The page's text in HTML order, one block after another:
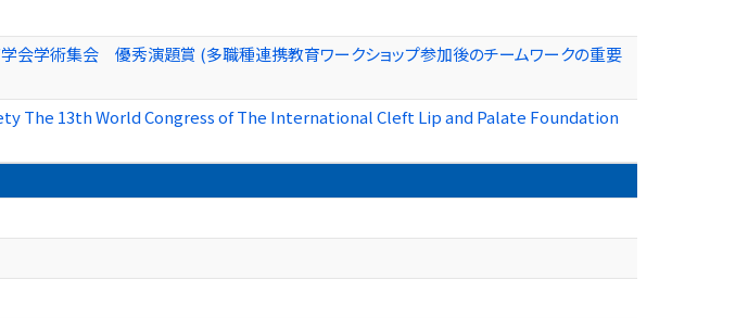
学会学術集会 優秀演題賞 (多職種連携教育ワークショップ参加後のチームワークの重要
The 13th World Congress of The International Cleft Lip and Palate Foundation